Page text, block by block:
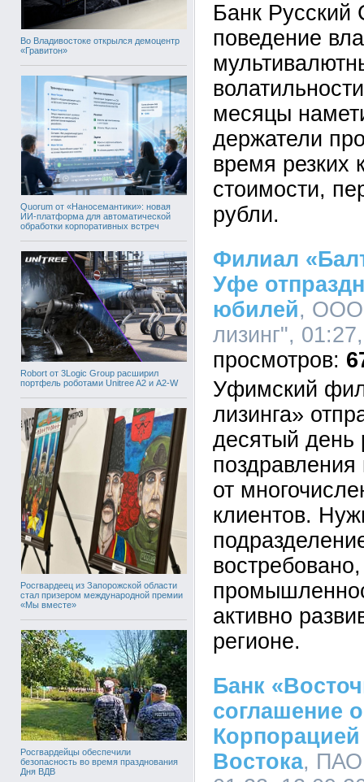
Во Владивостоке открылся демоцентр
«Гравитон»
Quorum от «Наносемантики»: новая
ИИ-платформа для автоматической
обработки корпоративных встреч
Robort от 3Logic Group расширил
портфель роботами Unitree A2 и A2-W
Росгвардеец из Запорожской области
стал призером международной премии
«Мы вместе»
Росгвардейцы обеспечили
безопасность во время празднования
Дня ВДВ
Банк Русский
поведение
месяцы
держатели
время резких
стоимости,
рубли.
Филиал
Уфе
юбилей, ООО
лизинг",
Уфимский
лизинга»
десятый день
от
клиентов.
востребовано,
активно
регионе.
Банк
соглашение
Востока, ПАО